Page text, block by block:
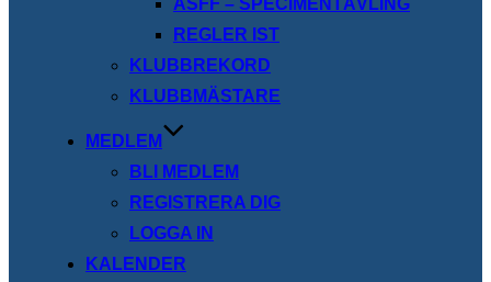
REGLER IST
KLUBBREKORD
KLUBBMÄSTARE
MEDLEM
BLI MEDLEM
REGISTRERA DIG
LOGGA IN
KALENDER